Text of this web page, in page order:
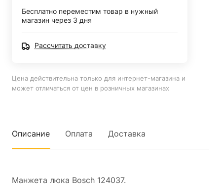
Бесплатно переместим товар в нужный
магазин через 3 дня
Рассчитать доставку
Цена действительна только для интернет-магазина и
может отличаться от цен в розничных магазинах
Описание Оплата Доставка
Манжета люка Bosch 124037.